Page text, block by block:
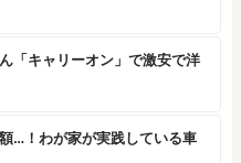
「キャリーオン」で激安で洋
…！わが家が実践している車